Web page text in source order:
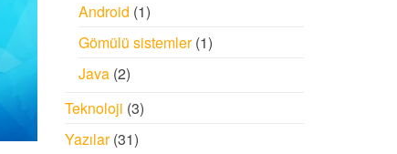
Android (1)
Gömülü sistemler(1)
Java(2)
Teknoloji (3)
Yazılar(31)